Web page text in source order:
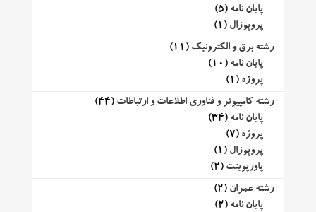
پایان نامه (5)
پروپوزال (1)
رشته برق و الکترونیک (11)
پایان نامه (10)
پروژه (1)
رشته کامپیوتر و فناوری اطلاعات و ارتباطات (44)
پایان نامه (34)
پروژه (7)
پروپوزال (1)
پاورپوینت (2)
رشته عمران (2)
پایان نامه (2)